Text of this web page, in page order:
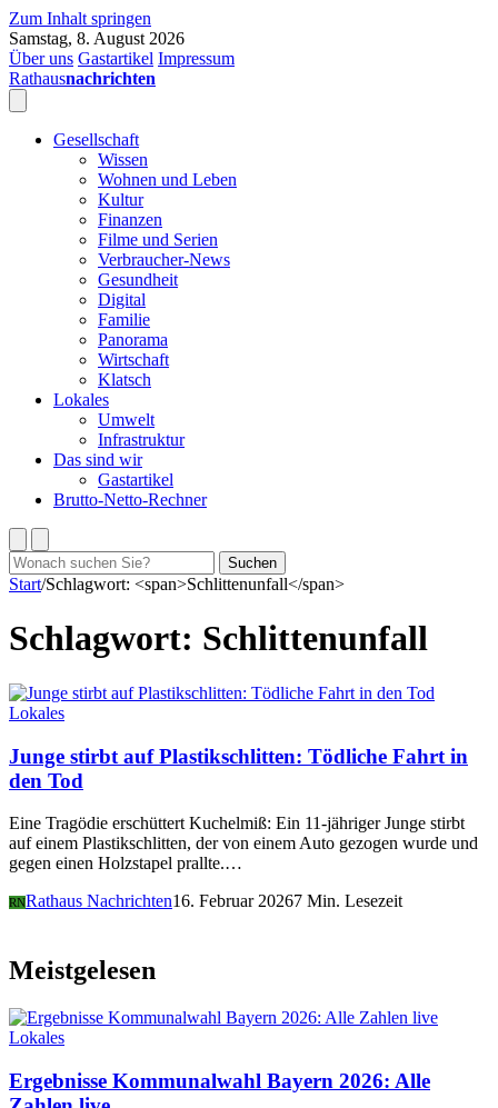
Zum Inhalt springen
Samstag, 8. August 2026
Über uns Gastartikel Impressum
Rathausnachrichten
Gesellschaft
Wissen
Wohnen und Leben
Kultur
Finanzen
Filme und Serien
Verbraucher-News
Gesundheit
Digital
Familie
Panorama
Wirtschaft
Klatsch
Lokales
Umwelt
Infrastruktur
Das sind wir
Gastartikel
Brutto-Netto-Rechner
Suchen
nach:
Suchen
Start/Schlagwort: <span>Schlittenunfall</span>
Schlagwort: Schlittenunfall
Lokales
Junge stirbt auf Plastikschlitten: Tödliche Fahrt in
den Tod
Eine Tragödie erschüttert Kuchelmiß: Ein 11-jähriger Junge stirbt
auf einem Plastikschlitten, der von einem Auto gezogen wurde und
gegen einen Holzstapel prallte.…
RNRathaus Nachrichten16. Februar 20267 Min. Lesezeit
Meistgelesen
Lokales
Ergebnisse Kommunalwahl Bayern 2026: Alle